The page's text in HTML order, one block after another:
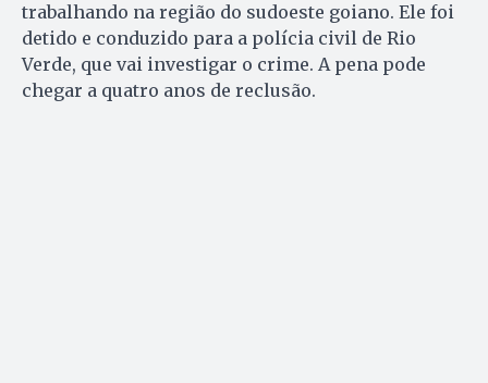
trabalhando na região do sudoeste goiano. Ele foi
detido e conduzido para a polícia civil de Rio
Verde, que vai investigar o crime. A pena pode
chegar a quatro anos de reclusão.